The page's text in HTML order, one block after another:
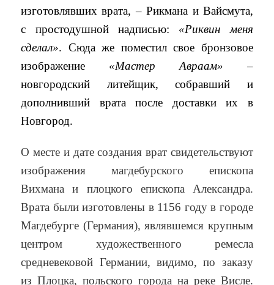
изготовлявших врата, – Рикмана и Вайсмута,
с простодушной надписью: «Риквин меня
сделал». Сюда же поместил свое бронзовое
изображение «Мастер Авраам» –
новгородский литейщик, собравший и
дополнивший врата после доставки их в
Новгород.
О месте и дате создания врат свидетельствуют
изображения магдебурского епископа
Вихмана и плоцкого епископа Александра.
Врата были изготовлены в 1156 году в городе
Магдебурге (Германия), являвшемся крупным
центром художественного ремесла
средневековой Германии, видимо, по заказу
из Плоцка, польского города на реке Висле.